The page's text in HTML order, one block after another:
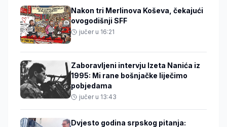
Nakon tri Merlinova Koševa, čekajući
ovogodišnji SFF
jučer u 16:21
Zaboravljeni intervju Izeta Nanića iz
1995: Mi rane bošnjačke liječimo
pobjedama
jučer u 13:43
Dvjesto godina srpskog pitanja: